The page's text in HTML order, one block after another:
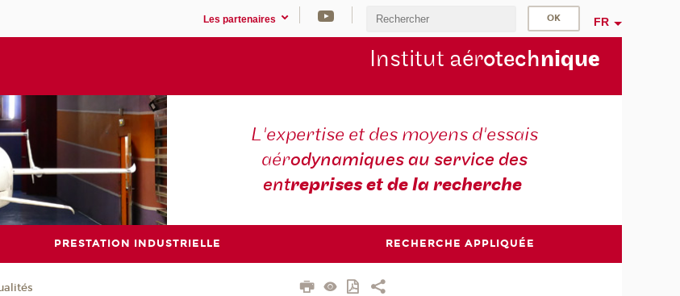
Les partenaires FR
Institut aérotechnique
L'expertise et des moyens d'essais
aérodynamiques au service des
entreprises et de la recherche
PRESTATION INDUSTRIELLE RECHERCHE APPLIQUÉE